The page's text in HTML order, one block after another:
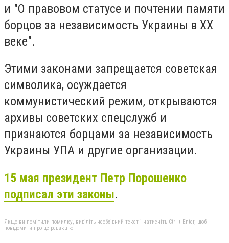
и "О правовом статусе и почтении памяти
борцов за независимость Украины в ХХ
веке".
Этими законами запрещается советская
символика, осуждается
коммунистический режим, открываются
архивы советских спецслужб и
признаются борцами за независимость
Украины УПА и другие организации.
15 мая президент Петр Порошенко
подписал эти законы.
Якщо ви помітили помилку, виділіть необхідний текст і натисніть Ctrl + Enter, щоб
повідомити про це редакцію